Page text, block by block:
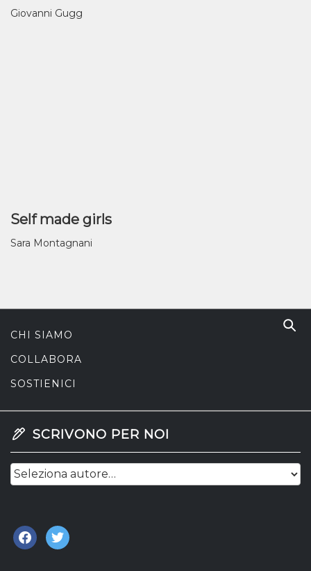
Giovanni Gugg
Self made girls
Sara Montagnani
CHI SIAMO
COLLABORA
SOSTIENICI
SCRIVONO PER NOI
facebook
twitter